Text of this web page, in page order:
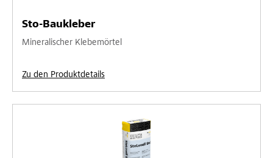
Sto-Baukleber
Mineralischer Klebemörtel
Zu den Produktdetails